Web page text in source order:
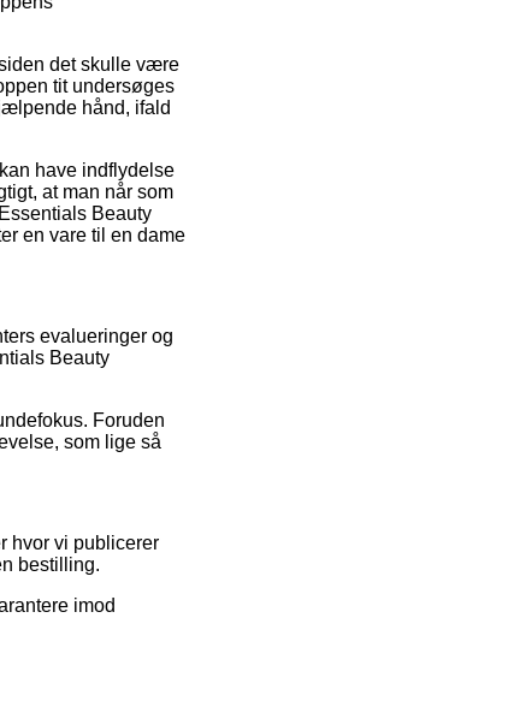
det skulle være
tit undersøges
hånd, ifald
have indflydelse
at man når som
Beauty
en vare til en dame
evalueringer og
Beauty
Foruden
som lige så
hvor vi publicerer
bestilling.
imod